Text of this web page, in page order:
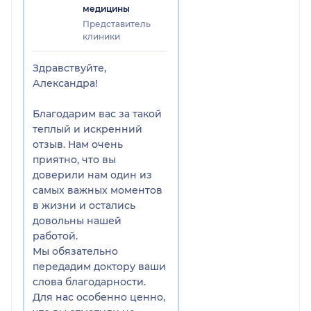
беременности каждый
прием проходил спокойно и
подробно отвечал на все мои
вопросы, объяснял каждую
вселял уверенность. Это не
только высококлассный
специалист, но и очень
умный, чуткий и
замечательный человек.
Мы оформляли VIP-тариф, и
это было одно из лучших
решений. Мой муж тоже
остался в полном восторге от
работы доктора и его
отношения к пациентам.
медицины
Представитель
клиники
Здравствуйте,
Александра!
Благодарим вас за такой
теплый и искренний
отзыв. Нам очень
приятно, что вы
доверили нам один из
самых важных моментов
в жизни и остались
довольны нашей
работой.
Мы обязательно
передадим доктору ваши
слова благодарности.
Для нас особенно ценно,